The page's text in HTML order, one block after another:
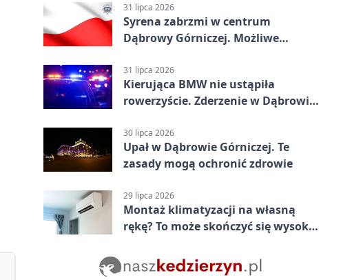
31 lipca 2026
Syrena zabrzmi w centrum
Dąbrowy Górniczej. Możliwe
31 lipca 2026
Kierująca BMW nie ustąpiła
rowerzyście. Zderzenie w Dąbrowie
30 lipca 2026
Upał w Dąbrowie Górniczej. Te
zasady mogą ochronić zdrowie
29 lipca 2026
Montaż klimatyzacji na własną
rękę? To może skończyć się wysoką